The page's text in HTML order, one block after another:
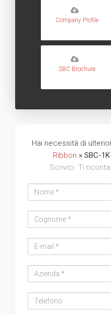
Company Profile
SBC Brochure
Hai necessità di
Ribbon » SBC-
Scrivici. Ti